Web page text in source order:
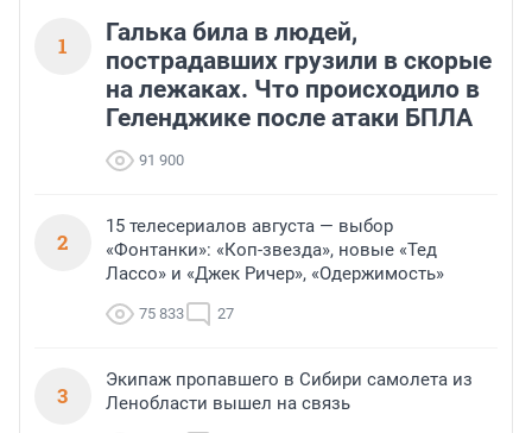
1
Галька била в людей,
пострадавших грузили в скорые
на лежаках. Что происходило в
Геленджике после атаки БПЛА
91 900
2
15 телесериалов августа — выбор
«Фонтанки»: «Коп-звезда», новые «Тед
Лассо» и «Джек Ричер», «Одержимость»
75 833 27
3
Экипаж пропавшего в Сибири самолета из
Ленобласти вышел на связь